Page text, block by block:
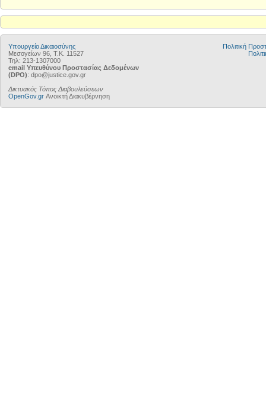
Υπουργείο Δικαιοσύνης
Μεσογείων 96, Τ.Κ. 11527
Τηλ: 213-1307000
email Υπευθύνου Προστασίας Δεδομένων
(DPO): dpo@justice.gov.gr
Δικτυακός Τόπος Διαβουλεύσεων
OpenGov.gr Ανοικτή Διακυβέρνηση
Πολιτική